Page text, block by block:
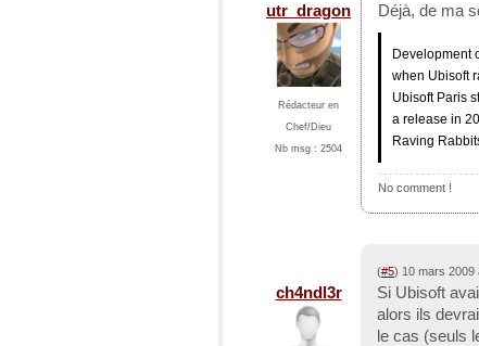
utr_dragon
Rédacteur en
Chef/Dieu
Nb msg : 2504
Déjà, de ma
Development
when Ubisoft
Ubisoft Paris
a release in
Raving
No comment !
ch4ndl3r
(#5) 10 mars 2009
Si Ubisoft
alors ils
le cas (seuls